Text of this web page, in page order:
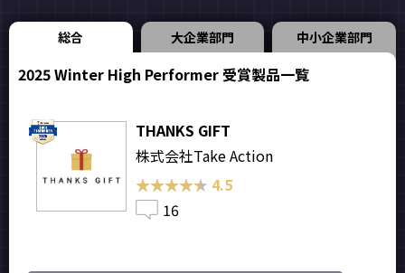
総合 大企業部門 中小企業部門
2025 Winter High Performer 受賞製品一覧
THANKS GIFT
株式会社Take Action
★★★★★
★★★★★ 4.5
16